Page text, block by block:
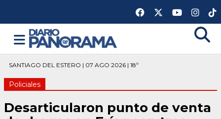
SANTIAGO DEL ESTERO | 07 AGO 2026 | 18º
Policiales
Desarticularon punto de venta